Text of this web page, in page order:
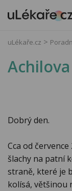
uLékaře.cz
Dobrý den.
Cca od
šlachy na patní
straně, které je
kolísá, většinou